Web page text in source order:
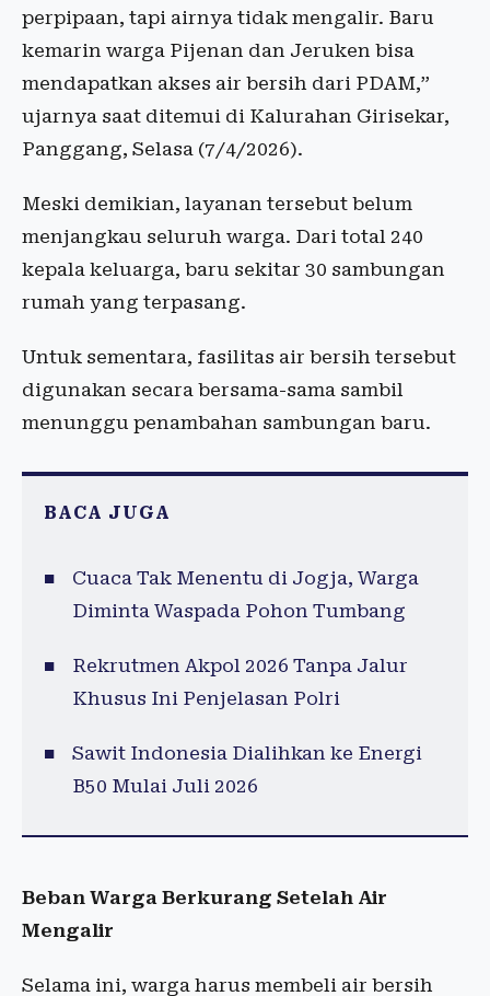
perpipaan, tapi airnya tidak mengalir. Baru
kemarin warga Pijenan dan Jeruken bisa
mendapatkan akses air bersih dari PDAM,”
ujarnya saat ditemui di Kalurahan Girisekar,
Panggang, Selasa (7/4/2026).
Meski demikian, layanan tersebut belum
menjangkau seluruh warga. Dari total 240
kepala keluarga, baru sekitar 30 sambungan
rumah yang terpasang.
Untuk sementara, fasilitas air bersih tersebut
digunakan secara bersama-sama sambil
menunggu penambahan sambungan baru.
BACA JUGA
Cuaca Tak Menentu di Jogja, Warga
Diminta Waspada Pohon Tumbang
Rekrutmen Akpol 2026 Tanpa Jalur
Khusus Ini Penjelasan Polri
Sawit Indonesia Dialihkan ke Energi
B50 Mulai Juli 2026
Beban Warga Berkurang Setelah Air
Mengalir
Selama ini, warga harus membeli air bersih